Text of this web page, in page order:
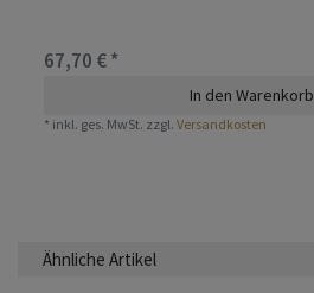
67,70 € *
In den Warenkorb
* inkl. ges. MwSt. zzgl.Versandkosten
Ähnliche Artikel